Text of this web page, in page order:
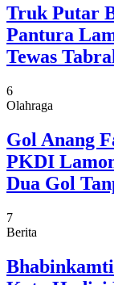
Truk Putar
Pantura
Tewas
6
Olahraga
Gol Anang
PKDI
Dua Gol
7
Berita